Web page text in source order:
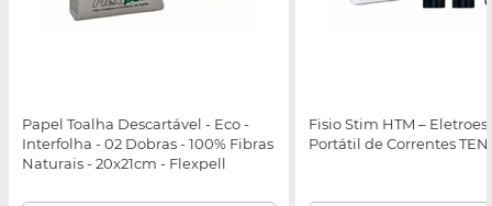
Papel Toalha Descartável - Eco -
Interfolha - 02 Dobras - 100% Fibras
Naturais - 20x21cm - Flexpell
Fisio Stim HTM –
Portátil de Correntes